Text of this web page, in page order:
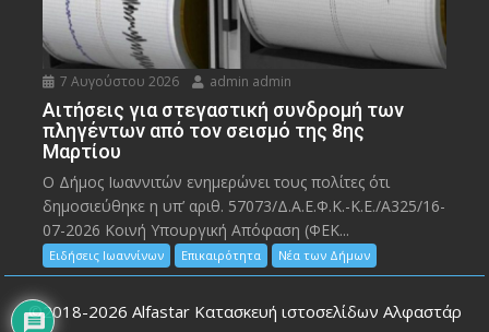
7 Αυγούστου 2026 admin admin
Αιτήσεις για στεγαστική συνδρομή των
πληγέντων από τον σεισμό της 8ης
Μαρτίου
Ο Δήμος Ιωαννιτών ενημερώνει τους πολίτες ότι
δημοσιεύθηκε η υπ’ αριθ. 57073/Δ.Α.Ε.Φ.Κ.-Κ.Ε./Α325/16-
07-2026 Κοινή Υπουργική Απόφαση (ΦΕΚ...
Ειδήσεις Ιωαννίνων Επικαιρότητα Νέα των Δήμων
©2018-2026 Alfastar Κατασκευή ιστοσελίδων Αλφαστάρ